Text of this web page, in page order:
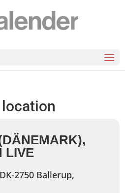
LIVE
2750 Ballerup,